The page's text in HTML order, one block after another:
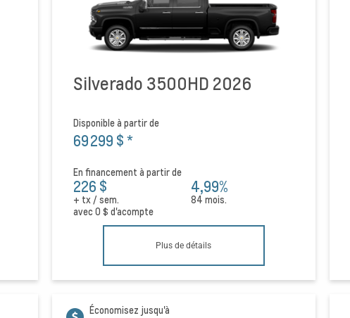
Silverado 3500HD 2026
Disponible à partir de
69 299 $*
En financement à partir de
226 $
+ tx / sem.
4,99%
84 mois.
avec 0 $ d'acompte
Plus de détails
Économisez jusqu'à